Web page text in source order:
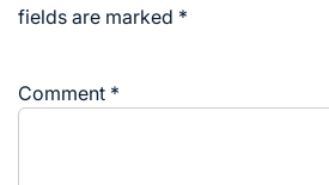
fields are marked *
Comment *